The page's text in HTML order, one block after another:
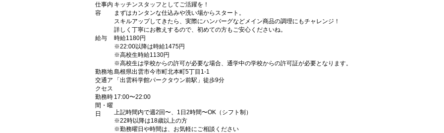
仕事内
容
キッチンスタッフとしてご活躍を！
まずはカンタンな仕込みや洗い場からスタート。
スキルアップしてきたら、実際にハンバーグなどメイン商品の調理にもチャレンジ！
詳しく丁寧にお教えするので、初めての方もご安心くださいね。
給与
時給1180円
※22:00以降は時給1475円
※高校生時給1130円
※高校生は学校からの許可が必要な場合、通学中の学校からの許可証が必要となります。
勤務地島根県出雲市今市町北本町5丁目1-1
交通ア
クセス
「出雲科学館パークタウン前駅」徒歩9分
勤務時
間・曜
日
17:00〜22:00
上記時間内で週2回〜、1日2時間〜OK（シフト制）
※22時以降は18歳以上の方
※勤務曜日や時間は、お気軽にご相談ください